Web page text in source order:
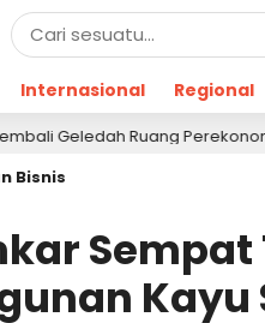
Internasional Regional
Ruang Perekonomian, Pidsus:
Bisnis
Kayu